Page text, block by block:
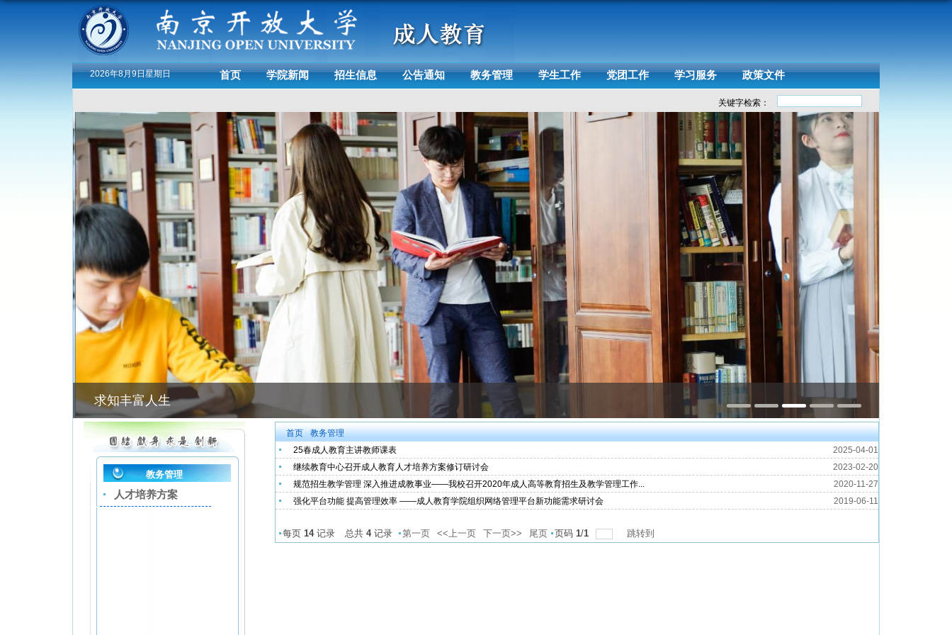
2026年8月9日星期日 首页 学院新闻 招生信息 公告通知 教务管理 学生工作 党团工作 学习服务 政策文件
关键字检索：
求知丰富人生
教务管理
人才培养方案
首页
教务管理
25春成人教育主讲教师课表
2025-04-01
继续教育中心召开成人教育人才培养方案修订研讨会
2023-02-20
规范招生教学管理 深入推进成教事业——我校召开2020年成人高等教育招生及教学管理工作...
2020-11-27
强化平台功能 提高管理效率 ——成人教育学院组织网络管理平台新功能需求研讨会
2019-06-11
每页 14记录 总共 4记录 第一页 <<上一页 下一页>> 尾页 页码 1/1 跳转到